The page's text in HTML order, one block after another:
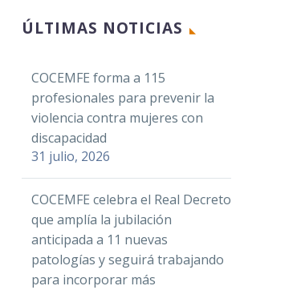
ÚLTIMAS NOTICIAS
COCEMFE forma a 115
profesionales para prevenir la
violencia contra mujeres con
discapacidad
31 julio, 2026
COCEMFE celebra el Real Decreto
que amplía la jubilación
anticipada a 11 nuevas
patologías y seguirá trabajando
para incorporar más